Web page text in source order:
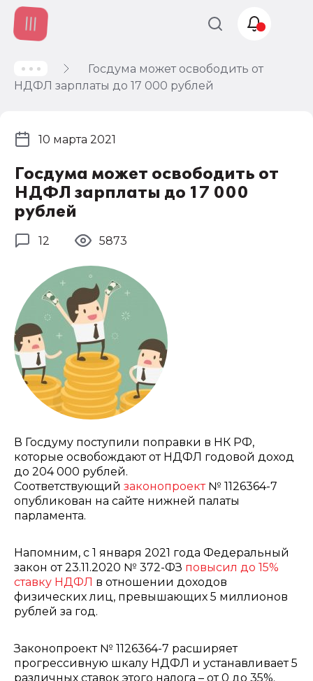
Госдума может освободить от
НДФЛ зарплаты до 17 000 рублей
Госдума может освободить от
НДФЛ зарплаты до 17 000
рублей
10 марта 2021
12 5873
В Госдуму поступили поправки в НК РФ,
которые освобождают от НДФЛ годовой доход
до 204 000 рублей.
Соответствующий законопроект№ 1126364-7
опубликован на сайте нижней палаты
парламента.
Напомним, с 1 января 2021 года Федеральный
закон от 23.11.2020 № 372-ФЗ повысил до 15%
ставку НДФЛ в отношении доходов
физических лиц, превышающих 5 миллионов
рублей за год.
Законопроект № 1126364-7 расширяет
прогрессивную шкалу НДФЛ и устанавливает 5
различных ставок этого налога – от 0 до 35%.
Учет и
налогообложение